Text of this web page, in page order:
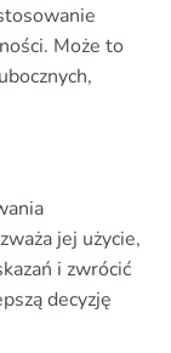
Może to
jej użycie,
i zwrócić
decyzję